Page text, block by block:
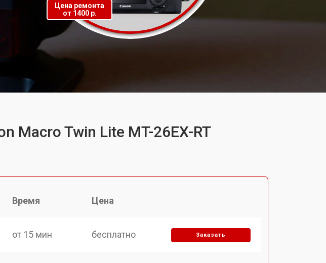
Цена ремонта
от 1400 р.
Macro Twin Lite MT-26EX-RT
Время Цена
от 15 мин бесплатно Заказать